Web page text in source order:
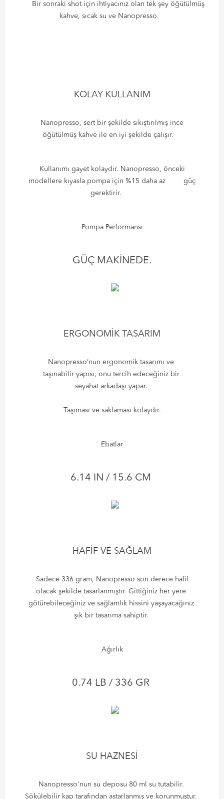
Bir sonraki shot için ihtiyacınız olan tek şey öğütülmüş
kahve, sıcak su ve Nanopresso.
KOLAY KULLANIM
Nanopresso, sert bir şekilde sıkıştırılmış ince
öğütülmüş kahve ile en iyi şekilde çalışır.
Kullanımı gayet kolaydır. Nanopresso, önceki
modellere kıyasla pompa için %15 daha az güç
gerektirir.
Pompa Performansı
GÜÇ MAKİNEDE.
ERGONOMİK TASARIM
Nanopresso’nun ergonomik tasarımı ve
taşınabilir yapısı, onu tercih edeceğiniz bir
seyahat arkadaşı yapar.
Taşıması ve saklaması kolaydır.
Ebatlar
6.14 IN / 15.6 CM
HAFİF VE SAĞLAM
Sadece 336 gram, Nanopresso son derece hafif
olacak şekilde tasarlanmıştır. Gittiğiniz her yere
götürebileceğiniz ve sağlamlık hissini yaşayacağınız
şık bir tasarıma sahiptir.
Ağırlık
0.74 LB / 336 GR
SU HAZNESİ
Nanopresso'nun su deposu 80 ml su tutabilir.
Sökülebilir kap tarafından astarlanmış ve korunmuştur.